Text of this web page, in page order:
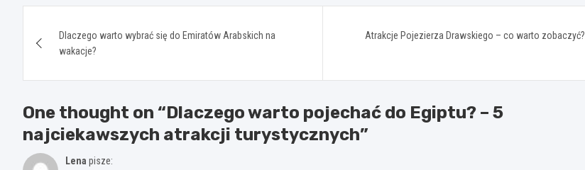
wpisuDlaczego warto wybrać się do Emiratów Arabskich na
wakacje?
Atrakcje Pojezierza Drawskiego – co warto zobaczyć?
One thought on “Dlaczego warto pojechać do Egiptu? – 5
najciekawszych atrakcji turystycznych”
Lena pisze: